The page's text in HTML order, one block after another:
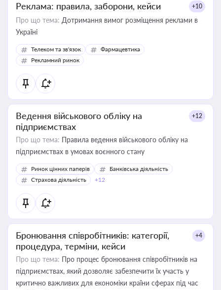
Реклама: правила, заборони, кейси +10
Про що тема: Дотримання вимог розміщення реклами в
Україні
Телеком та зв'язок
Фармацевтика
Рекламний ринок
Ведення військового обліку на
підприємствах
+12
Про що тема: Правила ведення військового обліку на
підприємствах в умовах воєнного стану
Ринок цінних паперів
Банківська діяльність
Страхова діяльність
+12
Бронювання співробітників: категорії,
процедура, терміни, кейси
+4
Про що тема: Про процес бронювання співробітників на
підприємствах, який дозволяє забезпечити їх участь у
критично важливих для економіки країни сферах під час